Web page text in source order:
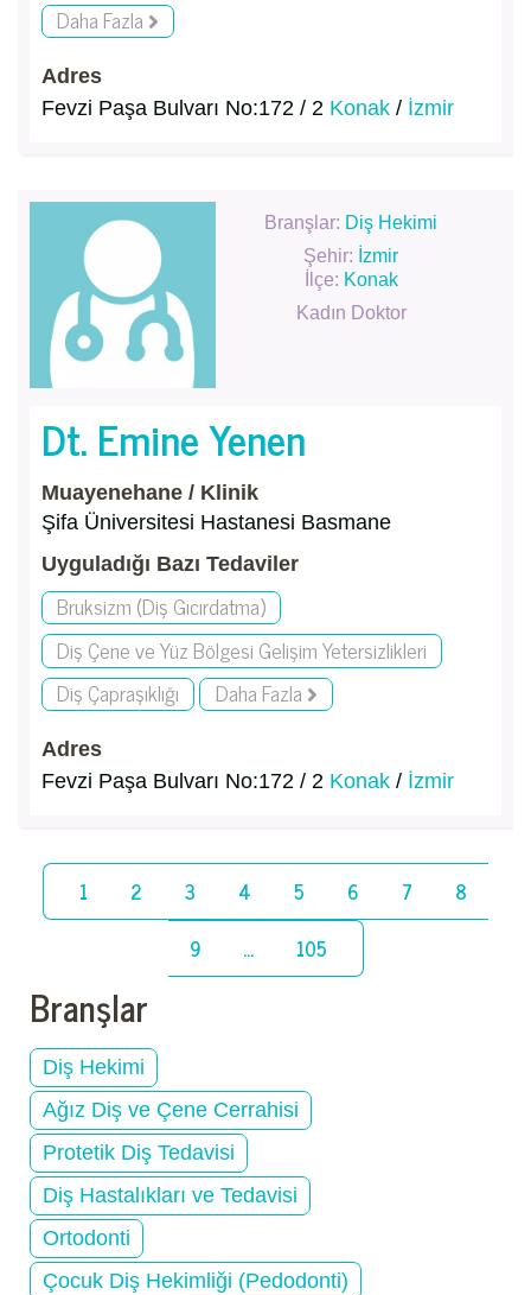
Daha Fazla
Adres
Fevzi Paşa Bulvarı No:172 / 2 Konak / İzmir
Branşlar: Diş Hekimi
Şehir: İzmir
İlçe: Konak
Kadın Doktor
Dt. Emine Yenen
Muayenehane / Klinik
Şifa Üniversitesi Hastanesi Basmane
Uyguladığı Bazı Tedaviler
Bruksizm (Diş Gıcırdatma)
Diş Çene ve Yüz Bölgesi Gelişim Yetersizlikleri
Diş Çapraşıklığı
Daha Fazla
Adres
Fevzi Paşa Bulvarı No:172 / 2 Konak / İzmir
1 2 3 4 5 6 7
8
9
... 105
Branşlar
Diş Hekimi
Ağız Diş ve Çene Cerrahisi
Protetik Diş Tedavisi
Diş Hastalıkları ve Tedavisi
Ortodonti
Çocuk Diş Hekimliği (Pedodonti)